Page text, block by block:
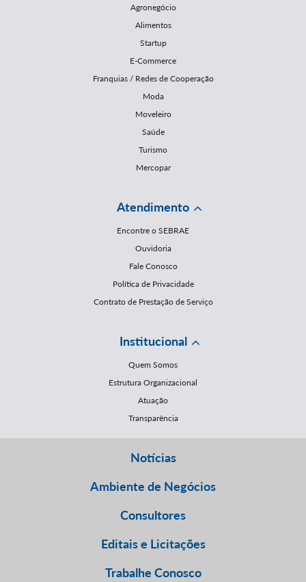
Agronegócio
Alimentos
Startup
E-Commerce
Franquias / Redes de Cooperação
Moda
Moveleiro
Saúde
Turismo
Mercopar
Atendimento
Encontre o SEBRAE
Ouvidoria
Fale Conosco
Política de Privacidade
Contrato de Prestação de Serviço
Institucional
Quem Somos
Estrutura Organizacional
Atuação
Transparência
Notícias
Ambiente de Negócios
Consultores
Editais e Licitações
Trabalhe Conosco